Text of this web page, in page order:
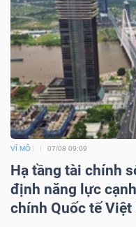
VĨ MÔ 07/08 09:09
Hạ tầng tài chính
định năng lực
chính Quốc tế Việt